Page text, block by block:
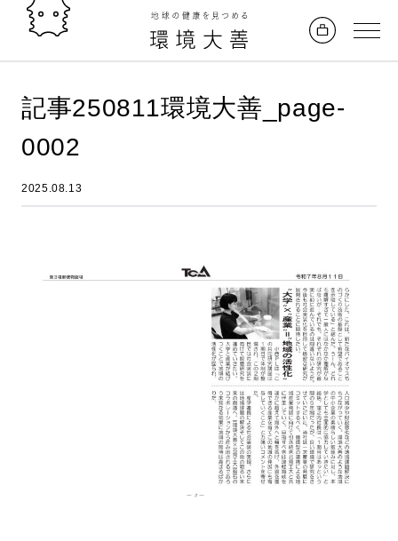
記事250811環境大善_page-
0002
2025.08.13